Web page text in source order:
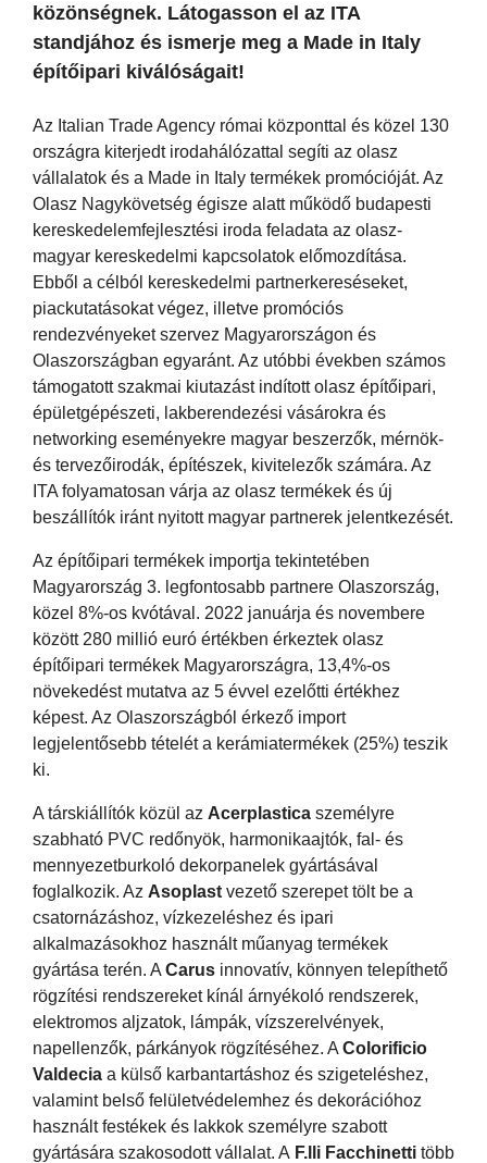
közönségnek. Látogasson el az ITA
standjához és ismerje meg a Made in Italy
építőipari kiválóságait!
Az Italian Trade Agency római központtal és közel 130
országra kiterjedt irodahálózattal segíti az olasz
vállalatok és a Made in Italy termékek promócióját. Az
Olasz Nagykövetség égisze alatt működő budapesti
kereskedelemfejlesztési iroda feladata az olasz-
magyar kereskedelmi kapcsolatok előmozdítása.
Ebből a célból kereskedelmi partnerkereséseket,
piackutatásokat végez, illetve promóciós
rendezvényeket szervez Magyarországon és
Olaszországban egyaránt. Az utóbbi években számos
támogatott szakmai kiutazást indított olasz építőipari,
épületgépészeti, lakberendezési vásárokra és
networking eseményekre magyar beszerzők, mérnök-
és tervezőirodák, építészek, kivitelezők számára. Az
ITA folyamatosan várja az olasz termékek és új
beszállítók iránt nyitott magyar partnerek jelentkezését.
Az építőipari termékek importja tekintetében
Magyarország 3. legfontosabb partnere Olaszország,
közel 8%-os kvótával. 2022 januárja és novembere
között 280 millió euró értékben érkeztek olasz
építőipari termékek Magyarországra, 13,4%-os
növekedést mutatva az 5 évvel ezelőtti értékhez
képest. Az Olaszországból érkező import
legjelentősebb tételét a kerámiatermékek (25%) teszik
ki.
A társkiállítók közül az Acerplastica személyre
szabható PVC redőnyök, harmonikaajtók, fal- és
mennyezetburkoló dekorpanelek gyártásával
foglalkozik. Az Asoplast vezető szerepet tölt be a
csatornázáshoz, vízkezeléshez és ipari
alkalmazásokhoz használt műanyag termékek
gyártása terén. A Carus innovatív, könnyen telepíthető
rögzítési rendszereket kínál árnyékoló rendszerek,
elektromos aljzatok, lámpák, vízszerelvények,
napellenzők, párkányok rögzítéséhez. A Colorificio
Valdecia a külső karbantartáshoz és szigeteléshez,
valamint belső felületvédelemhez és dekorációhoz
használt festékek és lakkok személyre szabott
gyártására szakosodott vállalat. A F.lli Facchinetti több